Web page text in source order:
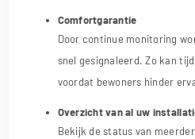
Comfortgarantie
Door continue monitoring
snel gesignaleerd. Zo kan
voordat bewoners hinder
Overzicht van al uw
Bekijk de status van